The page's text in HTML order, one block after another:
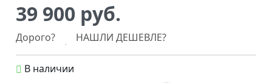
39 900 руб.
Дорого? НАШЛИ ДЕШЕВЛЕ?
В наличии